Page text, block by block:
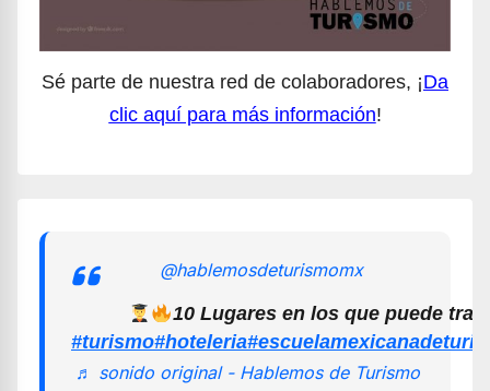
Sé parte de nuestra red de colaboradores, ¡Da
clic aquí para más información!
@hablemosdeturismomx
10 Lugares en los que puede
#turismo#hoteleria
♬ sonido original - Hablemos de Turismo